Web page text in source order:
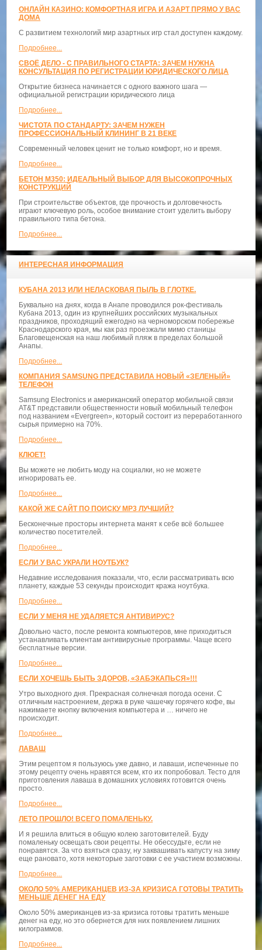
ОНЛАЙН КАЗИНО: КОМФОРТНАЯ ИГРА И АЗАРТ ПРЯМО У ВАС
ДОМА
С развитием технологий мир азартных игр стал доступен каждому.
Подробнее...
СВОЁ ДЕЛО - С ПРАВИЛЬНОГО СТАРТА: ЗАЧЕМ НУЖНА
КОНСУЛЬТАЦИЯ ПО РЕГИСТРАЦИИ ЮРИДИЧЕСКОГО ЛИЦА
Открытие бизнеса начинается с одного важного шага —
официальной регистрации юридического лица
Подробнее...
ЧИСТОТА ПО СТАНДАРТУ: ЗАЧЕМ НУЖЕН
ПРОФЕССИОНАЛЬНЫЙ КЛИНИНГ В 21 ВЕКЕ
Современный человек ценит не только комфорт, но и время.
Подробнее...
БЕТОН М350: ИДЕАЛЬНЫЙ ВЫБОР ДЛЯ ВЫСОКОПРОЧНЫХ
КОНСТРУКЦИЙ
При строительстве объектов, где прочность и долговечность
играют ключевую роль, особое внимание стоит уделить выбору
правильного типа бетона.
Подробнее...
ИНТЕРЕСНАЯ ИНФОРМАЦИЯ
КУБАНА 2013 ИЛИ НЕЛАСКОВАЯ ПЫЛЬ В ГЛОТКЕ.
Буквально на днях, когда в Анапе проводился рок-фестиваль
Кубана 2013, один из крупнейших российских музыкальных
праздников, проходящий ежегодно на черноморском побережье
Краснодарского края, мы как раз проезжали мимо станицы
Благовещенская на наш любимый пляж в пределах большой
Анапы.
Подробнее...
КОМПАНИЯ SAMSUNG ПРЕДСТАВИЛА НОВЫЙ «ЗЕЛЕНЫЙ»
ТЕЛЕФОН
Samsung Electronics и американский оператор мобильной связи
AT&T представили общественности новый мобильный телефон
под названием «Evergreen», который состоит из переработанного
сырья примерно на 70%.
Подробнее...
КЛЮЕТ!
Вы можете не любить моду на социалки, но не можете
игнорировать ее.
Подробнее...
КАКОЙ ЖЕ САЙТ ПО ПОИСКУ MP3 ЛУЧШИЙ?
Бесконечные просторы интернета манят к себе всё большее
количество посетителей.
Подробнее...
ЕСЛИ У ВАС УКРАЛИ НОУТБУК?
Недавние исследования показали, что, если рассматривать всю
планету, каждые 53 секунды происходит кража ноутбука.
Подробнее...
ЕСЛИ У МЕНЯ НЕ УДАЛЯЕТСЯ АНТИВИРУС?
Довольно часто, после ремонта компьютеров, мне приходиться
устанавливать клиентам антивирусные программы. Чаще всего
бесплатные версии.
Подробнее...
ЕСЛИ ХОЧЕШЬ БЫТЬ ЗДОРОВ, «ЗАБЭКАПЬСЯ»!!!
Утро выходного дня. Прекрасная солнечная погода осени. С
отличным настроением, держа в руке чашечку горячего кофе, вы
нажимаете кнопку включения компьютера и … ничего не
происходит.
Подробнее...
ЛАВАШ
Этим рецептом я пользуюсь уже давно, и лаваши, испеченные по
этому рецепту очень нравятся всем, кто их попробовал. Тесто для
приготовления лаваша в домашних условиях готовится очень
просто.
Подробнее...
ЛЕТО ПРОШЛО! ВСЕГО ПОМАЛЕНЬКУ.
И я решила влиться в общую колею заготовителей. Буду
помаленьку освещать свои рецепты. Не обессудьте, если не
понравятся. За что взяться сразу, ну заквашивать капусту на зиму
еще рановато, хотя некоторые заготовки с ее участием возможны.
Подробнее...
ОКОЛО 50% АМЕРИКАНЦЕВ ИЗ-ЗА КРИЗИСА ГОТОВЫ ТРАТИТЬ
МЕНЬШЕ ДЕНЕГ НА ЕДУ
Около 50% американцев из-за кризиса готовы тратить меньше
денег на еду, но это обернется для них появлением лишних
килограммов.
Подробнее...